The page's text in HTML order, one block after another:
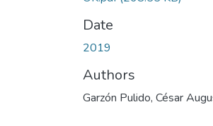
Date
2019
Authors
Garzón Pulido, César